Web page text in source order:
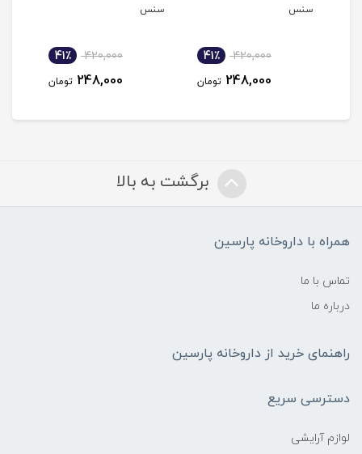
سنس
420,000 41٪
248,000 تومان
سنس
420,000 41٪
248,000 تومان
برگشت به بالا
همراه با داروخانه پارسین
تماس با ما
درباره ما
راهنمای خرید از داروخانه پارسین
دسترسی سریع
لوازم آرایشی